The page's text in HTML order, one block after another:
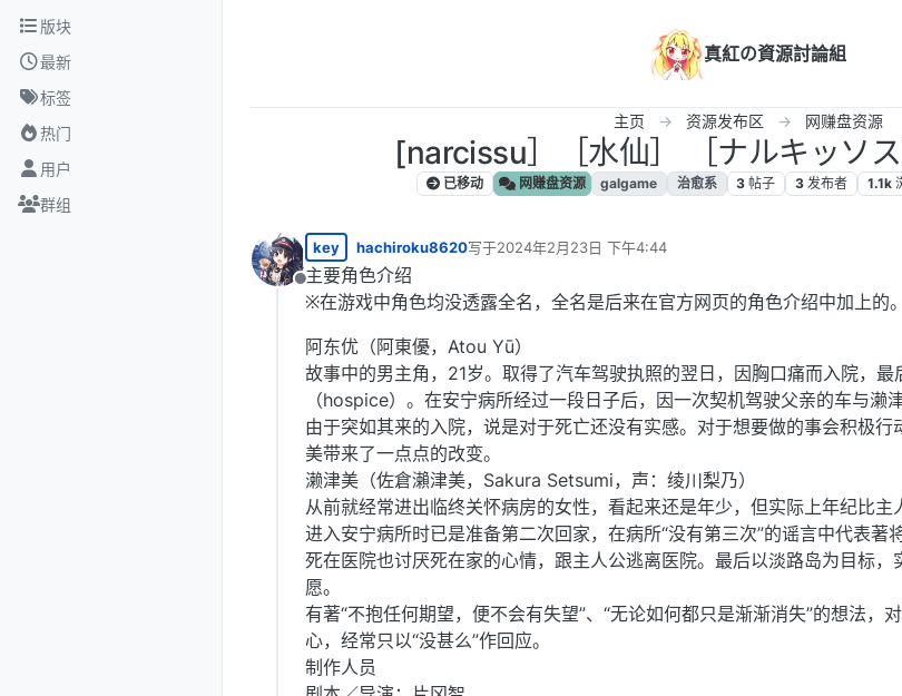
跳转至内容
版块
最新
标签
热门
用户
群组
真紅の資源討論組
主页 资源发布区 网赚盘资源
[narcissu］［水仙］ ［ナルキッソ
已移动 网赚盘资源 galgame 治愈系 3 帖子 3 发布者 1.1k
离线
key hachiroku8620写于2024年2月23日 下午4:44
最后由 编辑
主要角色介绍
※在游戏中角色均没透露全名，全名是后来在官方网页的角色介绍中加上的。
阿东优（阿東優，Atou Yū）
故事中的男主角，21岁。取得了汽车驾驶执照的翌日，因胸口痛而入院，最
（hospice）。在安宁病所经过一段日子后，因一次契机驾驶父亲的车与濑
由于突如其来的入院，说是对于死亡还没有实感。对于想要做的事会积极行
美带来了一点点的改变。
濑津美（佐倉瀨津美，Sakura Setsumi，声：绫川梨乃）
从前就经常进出临终关怀病房的女性，看起来还是年少，但实际上年纪比主
进入安宁病所时已是准备第二次回家，在病所“没有第三次”的谣言中代表著
死在医院也讨厌死在家的心情，跟主人公逃离医院。最后以淡路岛为目标，
愿。
有著“不抱任何期望，便不会有失望”、“无论如何都只是渐渐消失”的想法，
心，经常只以“没甚么”作回应。
制作人员